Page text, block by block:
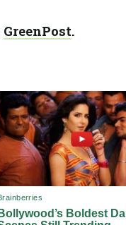
GreenPost.